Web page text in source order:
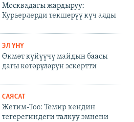
Москвадагы жардыруу:
Курьерлерди текшерүү күч алды
ЭЛ ҮНҮ
Өкмөт күйүүчү майдын баасы
дагы көтөрүлөрүн эскертти
САЯСАТ
Жетим-Тоо: Темир кендин
тегерегиндеги талкуу эмнени